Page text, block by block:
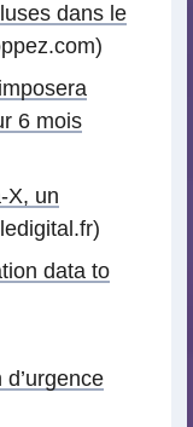
dans le
6 mois
X, un
data to